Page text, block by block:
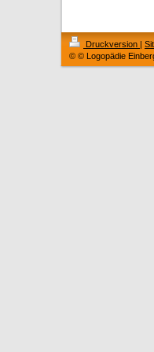
Druckversion |
© © Logopädie